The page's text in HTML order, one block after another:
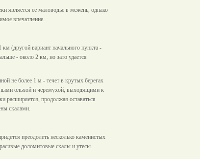
является ее маловодье в межень, однако
впечатление.
(другой вариант начального пункта -
- около 2 км, но зато удается
не более 1 м - течет в крутых берегах
ольхой и черемухой, выходящими к
расширяется, продолжая оставаться
скалами.
преодолеть несколько каменистых
красивые доломитовые скалы и утесы.